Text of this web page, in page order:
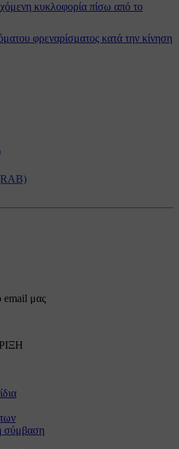
κυκλοφορία πίσω από το
φρεναρίσματος κατά την κίνηση